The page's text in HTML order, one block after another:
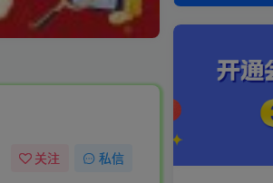
关注 私信